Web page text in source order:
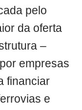
pelo
da oferta
–
empresas
financiar
e